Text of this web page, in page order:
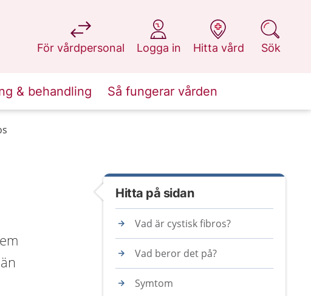
För vårdpersonal
på 1177.se
Logga in
på 1177.se
Hitta vård
på 1177.se
Sök
på 1177.se
& behandling Så fungerar vården
Hitta på sidan
Vad är cystisk fibros?
Vad beror det på?
Symtom